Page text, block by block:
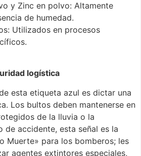
y Zinc en polvo: Altamente
de humedad.
Utilizados en procesos
logística
esta etiqueta azul es dictar una
Los bultos deben mantenerse en
de la lluvia o la
de accidente, esta señal es la
Muerte» para los bomberos; les
agentes extintores especiales,